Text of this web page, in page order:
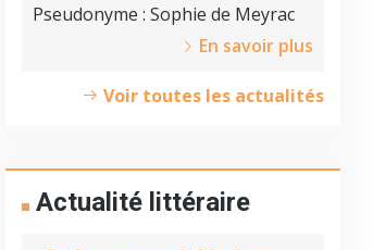
membre)
Pseudonyme : Sophie de Meyrac
En savoir plus
Voir toutes les actualités
Actualité littéraire